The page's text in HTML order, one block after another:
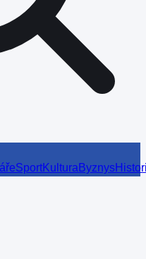
SportKultura Byznys